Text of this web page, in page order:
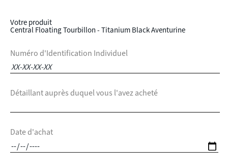
Votre produit
Central Floating Tourbillon - Titanium Black Aventurine
Numéro d'Identification Individuel
Détaillant auprès duquel vous l'avez acheté
Date d'achat